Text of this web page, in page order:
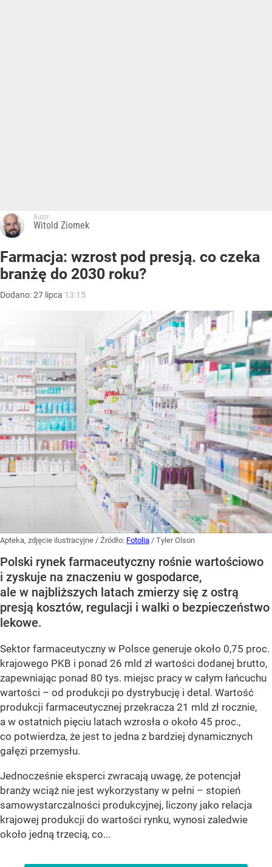
Autor:
Witold Ziomek
Farmacja: wzrost pod presją. co czeka
branżę do 2030 roku?
Dodano:27 lipca 13:15
Apteka, zdjęcie ilustracyjne / Źródło: Fotolia / Tyler Olson
Polski rynek farmaceutyczny rośnie wartościowo
i zyskuje na znaczeniu w gospodarce,
ale w najbliższych latach zmierzy się z ostrą
presją kosztów, regulacji i walki o bezpieczeństwo
lekowe.
Sektor farmaceutyczny w Polsce generuje około 0,75 proc.
krajowego PKB i ponad 26 mld zł wartości dodanej brutto,
zapewniając ponad 80 tys. miejsc pracy w całym łańcuchu
wartości – od produkcji po dystrybucję i detal. Wartość
produkcji farmaceutycznej przekracza 21 mld zł rocznie,
a w ostatnich pięciu latach wzrosła o około 45 proc.,
co potwierdza, że jest to jedna z bardziej dynamicznych
gałęzi przemysłu.
Jednocześnie eksperci zwracają uwagę, że potencjał
branży wciąż nie jest wykorzystany w pełni – stopień
samowystarczalności produkcyjnej, liczony jako relacja
krajowej produkcji do wartości rynku, wynosi zaledwie
około jedną trzecią, co...